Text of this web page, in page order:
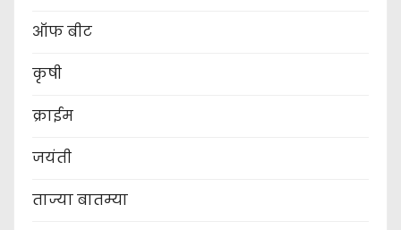
ऑफ बीट
कृषी
क्राईम
जयंती
ताज्या बातम्या